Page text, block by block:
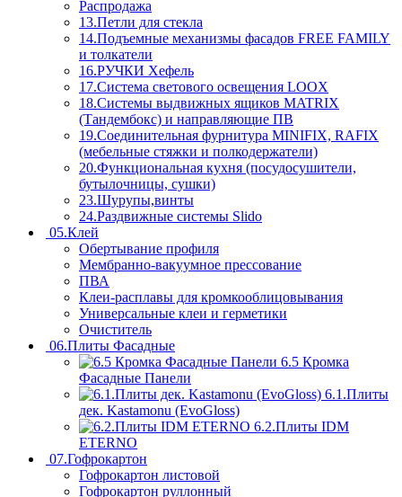
Распродажа
13.Петли для стекла
14.Подъемные механизмы фасадов FREE FAMILY
и толкатели
16.РУЧКИ Хефель
17.Система светового освещения LOOX
18.Системы выдвижных ящиков MATRIX
(Тандембокс) и направляющие ПВ
19.Соединительная фурнитура MINIFIX, RAFIX
(мебельные стяжки и полкодержатели)
20.Функциональная кухня (посудосушители,
бутылочницы, сушки)
23.Шурупы,винты
24.Раздвижные системы Slido
05.Клей
Обертывание профиля
Мембранно-вакуумное прессование
ПВА
Клеи-расплавы для кромкооблицовывания
Универсальные клеи и герметики
Очиститель
06.Плиты Фасадные
6.5 Кромка
Фасадные Панели
6.1.Плиты
дек. Kastamonu (EvoGloss)
6.2.Плиты IDM
ETERNO
07.Гофрокартон
Гофрокартон листовой
Гофрокартон руллонный